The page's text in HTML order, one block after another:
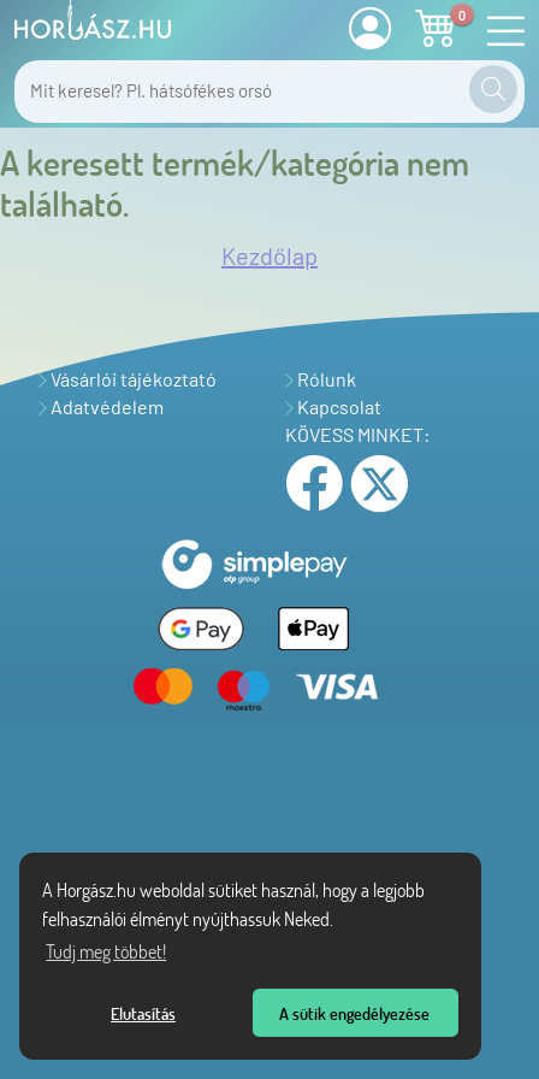
A Horgász.hu weboldal sütiket használ, hogy a legjobb
felhasználói élményt nyújthassuk Neked.
Tudj meg többet!
Elutasítás A sütik engedélyezése
0
A keresett termék/kategória nem
található.
Kezdőlap
Vásárlói tájékoztató
Adatvédelem
Rólunk
Kapcsolat
KÖVESS MINKET: